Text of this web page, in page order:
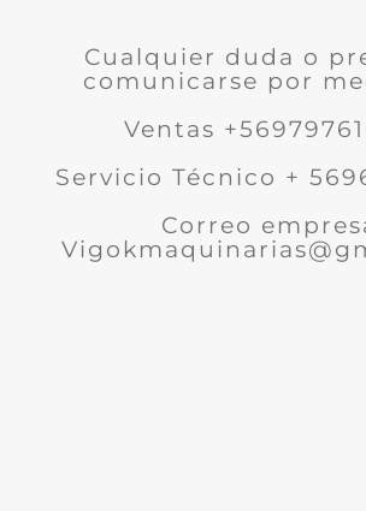
Cualquier duda o
comunicarse por
Ventas
Servicio Técnico +
Correo